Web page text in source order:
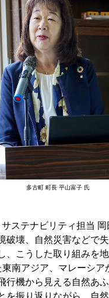
多古町 町長 平山富子 氏
ステナビリティ担当
破壊、自然災害などで
、こうした取り組みを
南アジア、マレーシ
行機から見える自然あ